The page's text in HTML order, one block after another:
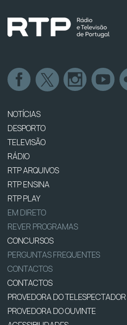
NOTÍCIAS
DESPORTO
TELEVISÃO
RÁDIO
RTP ARQUIVOS
RTP ENSINA
RTP PLAY
EM DIRETO
REVER PROGRAMAS
CONCURSOS
PERGUNTAS FREQUENTES
CONTACTOS
CONTACTOS
PROVEDORA DO TELESPECTADOR
PROVEDORA DO OUVINTE